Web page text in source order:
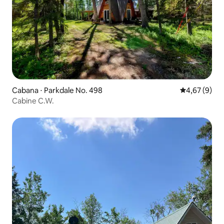
Cabana ⋅ Parkdale No. 498 4,67 de uma
4,67 (9)
Cabine C.W.